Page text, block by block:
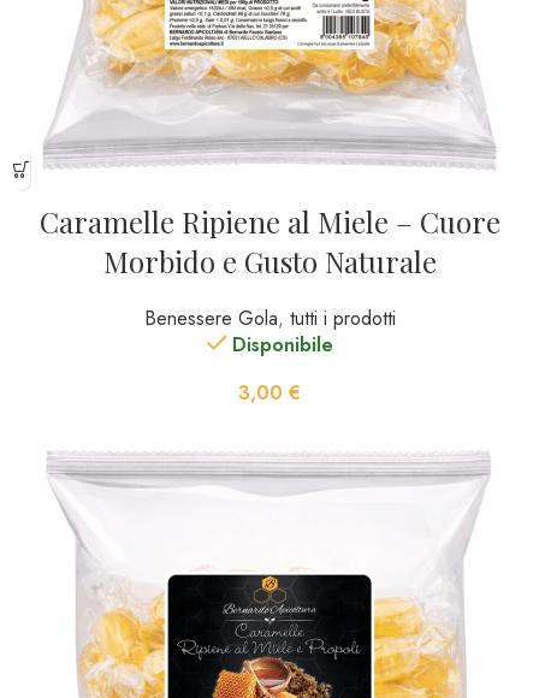
Caramelle Ripiene al Miele – Cuore
Morbido e Gusto Naturale
Benessere Gola, tutti i prodotti
Disponibile
3,00 €